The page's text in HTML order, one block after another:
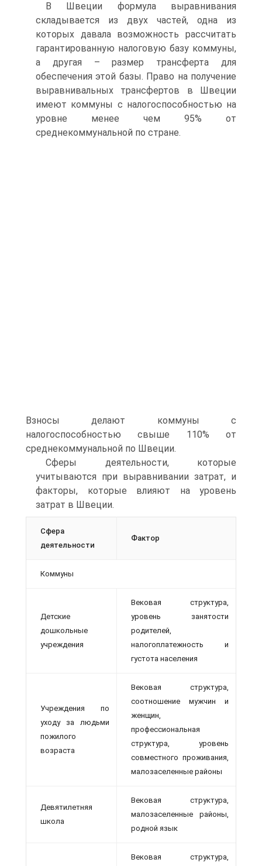
В Швеции формула выравнивания
складывается из двух частей, одна из
которых давала возможность рассчитать
гарантированную налоговую базу коммуны,
а другая – размер трансферта для
обеспечения этой базы. Право на получение
выравнивальных трансфертов в Швеции
имеют коммуны с налогоспособностью на
уровне менее чем 95% от
среднекоммунальной по стране.
Взносы делают коммуны с
налогоспособностью свыше 110% от
среднекоммунальной по Швеции.
Сферы деятельности, которые
учитываются при выравнивании затрат, и
факторы, которые влияют на уровень
затрат в Швеции.
Сфера
деятельности
Фактор
Коммуны
Детские
дошкольные
учреждения
Вековая структура,
уровень занятости
родителей,
налогоплатежность и
густота населения
Учреждения по
уходу за людьми
пожилого
возраста
Вековая структура,
соотношение мужчин и
женщин,
профессиональная
структура, уровень
совместного проживания,
малозаселенные районы
Девятилетняя
школа
Вековая структура,
малозаселенные районы,
родной язык
Вековая структура,